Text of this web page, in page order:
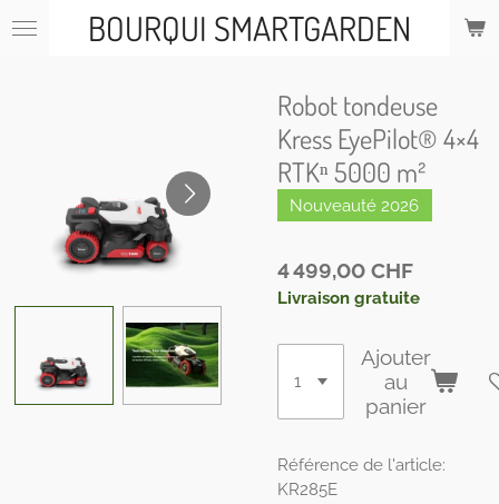
Passer
BOURQUI SMARTGARDEN
Robot tondeuse
Kress EyePilot® 4×4
RTKⁿ 5000 m²
Nouveauté 2026
4 499,00 CHF
Livraison gratuite
Ajouter
au
panier
Référence de l'article:
KR285E